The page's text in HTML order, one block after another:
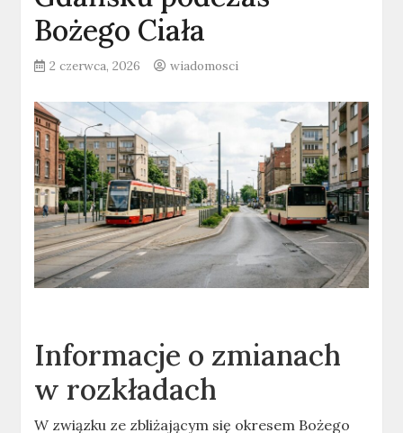
Bożego Ciała
2 czerwca, 2026 wiadomosci
Informacje o zmianach
w rozkładach
W związku ze zbliżającym się okresem Bożego